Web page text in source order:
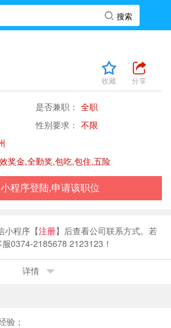
收藏 分享
是否兼职： 全职
性别要求： 不限
奖金,全勤奖,包吃,包住,五险
程序登陆,申请该职位
小程序【注册】后查看公司联系方式。若
有问题，请联系人才网客服0374-2185678 2123123！
详情
验；